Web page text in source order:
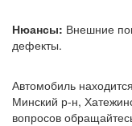
Нюансы: Внешние
дефекты.
Автомобиль
Минский р-н,
вопросов